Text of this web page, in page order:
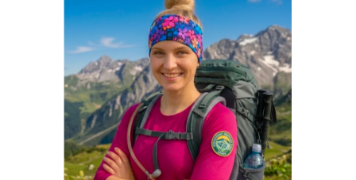
hvězdiček.